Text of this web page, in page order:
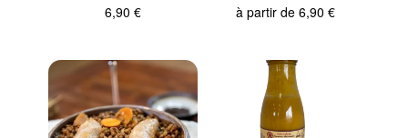
6,90 € à partir de 6,90 €